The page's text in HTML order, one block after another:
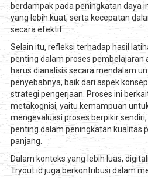
berdampak pada peningkatan daya
yang lebih kuat, serta kecepatan
secara efektif.
Selain itu, refleksi terhadap hasil
penting dalam proses pembelajaran
harus dianalisis secara mendalam
penyebabnya, baik dari aspek
strategi pengerjaan. Proses ini
metakognisi, yaitu kemampuan
mengevaluasi proses berpikir
penting dalam peningkatan kualitas
panjang.
Dalam konteks yang lebih luas,
Tryout.id juga berkontribusi dalam